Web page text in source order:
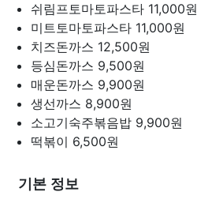
쉬림프토마토파스타 11,000원
미트토마토파스타 11,000원
치즈돈까스 12,500원
등심돈까스 9,500원
매운돈까스 9,900원
생선까스 8,900원
소고기숙주볶음밥 9,900원
떡볶이 6,500원
기본 정보